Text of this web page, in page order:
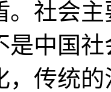
。社会
是中国
，传统